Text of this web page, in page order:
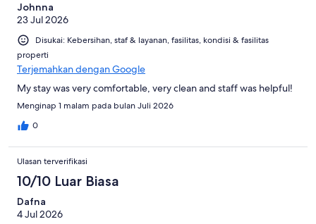
Johnna
23 Jul 2026
Disukai: Kebersihan, staf & layanan, fasilitas, kondisi & fasilitas
properti
Terjemahkan dengan Google
My stay was very comfortable, very clean and staff was helpful!
Menginap 1 malam pada bulan Juli 2026
0
Ulasan terverifikasi
10/10 Luar Biasa
Dafna
4 Jul 2026